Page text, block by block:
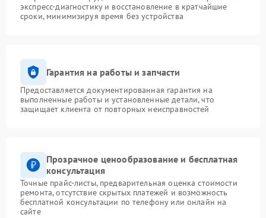
экспресс-диагностику и восстановление в кратчайшие
сроки, минимизируя время без устройства
Гарантия на работы и запчасти
Предоставляется документированная гарантия на
выполненные работы и установленные детали, что
защищает клиента от повторных неисправностей
Прозрачное ценообразование и бесплатная
консультация
Точные прайс-листы, предварительная оценка стоимости
ремонта, отсутствие скрытых платежей и возможность
бесплатной консультации по телефону или онлайн на
сайте